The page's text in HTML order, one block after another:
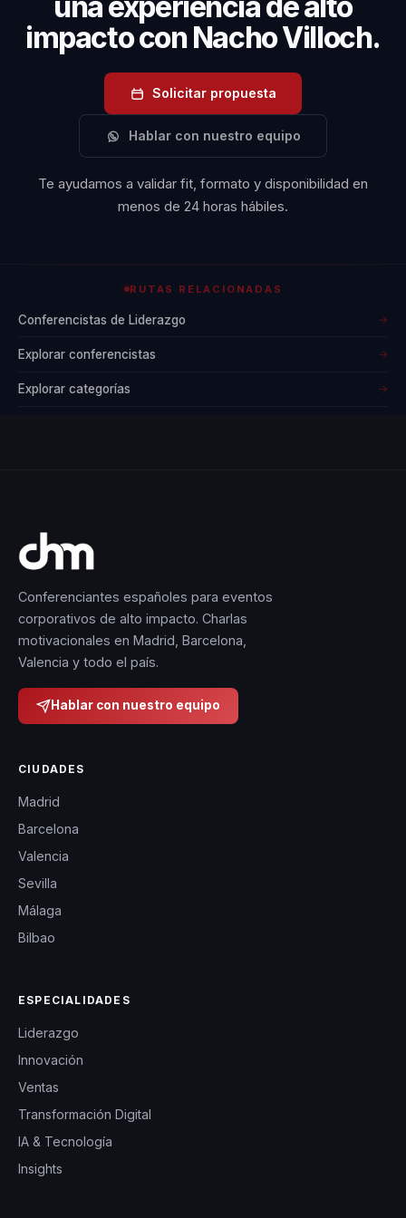
reconocidas como
IESE, ESAD,
perspectiva
internacional se ve
potenciada por su
experiencia laboral
una experiencia de alto
impacto con Nacho Villoch.
Solicitar propuesta
Hablar con nuestro equipo
Te ayudamos a validar fit, formato y disponibilidad en
menos de 24 horas hábiles.
RUTAS RELACIONADAS
Conferencistas de Liderazgo →
Explorar conferencistas →
Explorar categorías →
Conferenciantes españoles para eventos
corporativos de alto impacto. Charlas
motivacionales en Madrid, Barcelona,
Valencia y todo el país.
Hablar con nuestro equipo
CIUDADES
Madrid
Barcelona
Valencia
Sevilla
Málaga
Bilbao
ESPECIALIDADES
Liderazgo
Innovación
Ventas
Transformación Digital
IA & Tecnología
Insights